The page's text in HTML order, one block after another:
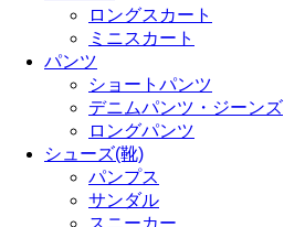
ロングスカート
ミニスカート
パンツ
ショートパンツ
デニムパンツ・ジーンズ
ロングパンツ
シューズ(靴)
パンプス
サンダル
スニーカー